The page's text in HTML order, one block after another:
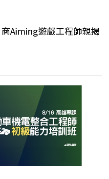
Aiming遊戲工程師親揭